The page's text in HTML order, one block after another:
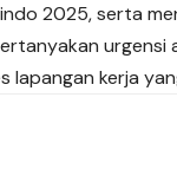
2025, serta
lapangan kerja